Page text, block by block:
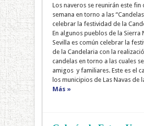
Los naveros se reunirán este fin
semana en torno a las
celebrar la festividad de la
En algunos pueblos de la Sierra
Sevilla es común celebrar la
de la Candelaria con la
candelas en torno a las cuales
amigos y familiares. Este es el
los municipios de Las Navas de
Más »